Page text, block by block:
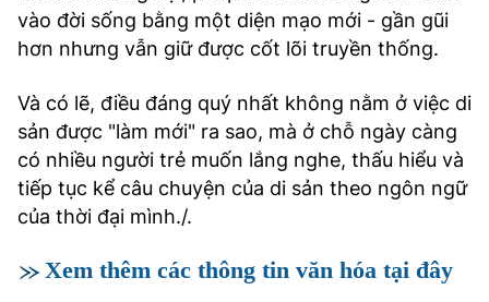
vào đời sống bằng một diện mạo mới - gần gũi
hơn nhưng vẫn giữ được cốt lõi truyền thống.
Và có lẽ, điều đáng quý nhất không nằm ở việc di
sản được "làm mới" ra sao, mà ở chỗ ngày càng
có nhiều người trẻ muốn lắng nghe, thấu hiểu và
tiếp tục kể câu chuyện của di sản theo ngôn ngữ
của thời đại mình./.
Xem thêm các thông tin văn hóa tại đây